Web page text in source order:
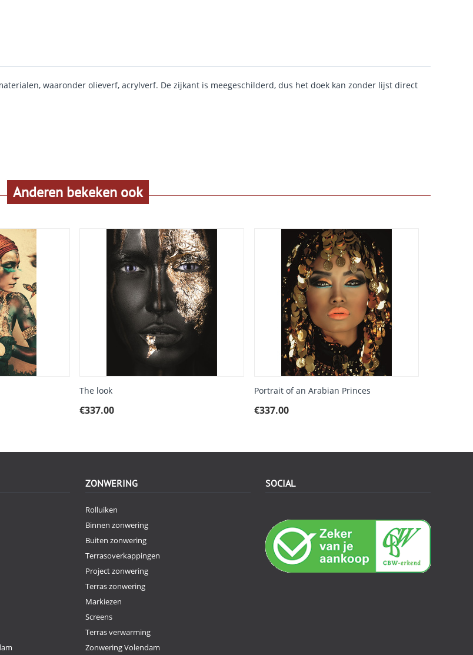
waaronder olieverf, acrylverf. De zijkant is meegeschilderd, dus het doek kan zonder lijst direct
Anderen bekeken ook
The look
€337.00
Portrait of an Arabian Princes
€337.00
ZONWERING
Rolluiken
Binnen zonwering
Buiten zonwering
Terrasoverkappingen
Project zonwering
Terras zonwering
Markiezen
Screens
Terras verwarming
Zonwering Volendam
SOCIAL